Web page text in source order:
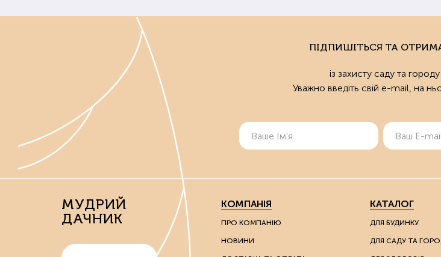
ПІДПИШІТЬСЯ ТА
із захисту саду та городу
Уважно введіть свій e-mail, на
МУДРИЙ
ДАЧНИК
КОМПАНІЯ
ПРО КОМПАНІЮ
НОВИНИ
КАТАЛОГ
ДЛЯ БУДИНКУ
ДЛЯ САДУ ТА